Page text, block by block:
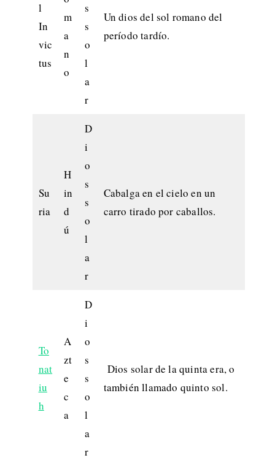
l
In
vic
tus
m
a
n
o
s
s
o
l
a
r
Un dios del sol romano del
período tardío.
Su
ria
H
in
d
ú
D
i
o
s
s
o
l
a
r
Cabalga en el cielo en un
carro tirado por caballos.
To
nat
iu
h
A
zt
e
c
a
D
i
o
s
s
o
l
a
r
Dios solar de la quinta era, o
también llamado quinto sol.